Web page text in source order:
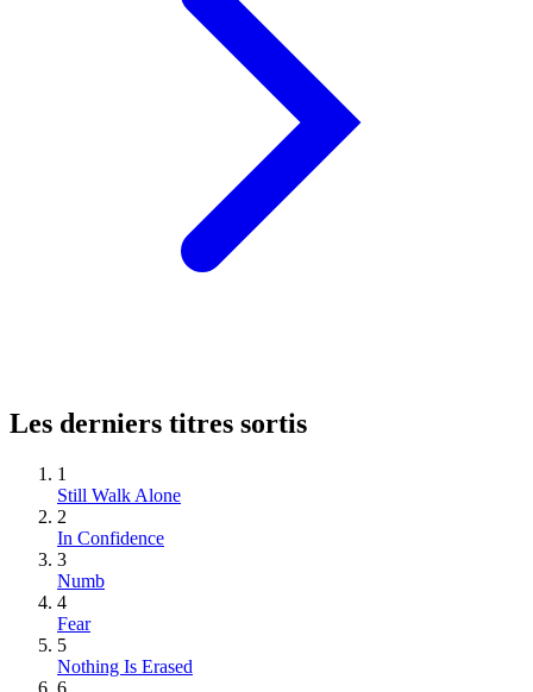
Les derniers titres sortis
1
Still Walk Alone
2
In Confidence
3
Numb
4
Fear
5
Nothing Is Erased
6